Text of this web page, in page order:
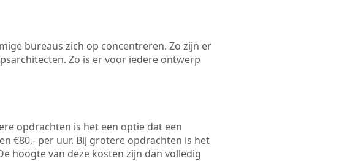
bureaus zich op concentreren. Zo zijn er
Zo is er voor iedere ontwerp
opdrachten is het een optie dat een
€80,- per uur. Bij grotere opdrachten is het
hoogte van deze kosten zijn dan volledig